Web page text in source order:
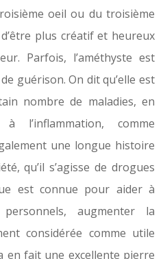
oeil ou du troisième
plus créatif et heureux
Parfois, l’améthyste est
guérison. On dit qu’elle est
nombre de maladies, en
l’inflammation, comme
une longue histoire
qu’il s’agisse de drogues
est connue pour aider à
augmenter la
considérée comme utile
en fait une excellente pierre